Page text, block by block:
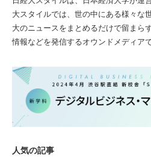
大スタイルでは、世の中にある様々な
大のニュースをまとめるだけで留まら
情報などを発信するオウンドメディアで
人気の記事